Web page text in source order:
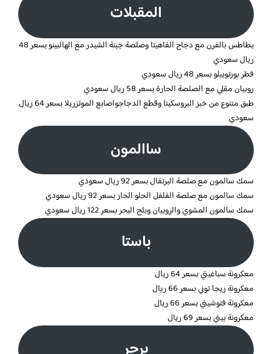
المقبلات
بطاطس بالفرن مع دجاج الفاهيتا وصلصة جبنة الشيدر مع الهالبينو بسعر 48
ريال سعودي
فطر بورتوبيلو بسعر 48 ريال سعودي
روبيان مقلي مع الصلصة الحارة بسعر 58 ريال سعودي
طبق متنوع من خبز البروسكيتا وقطع الدجاجواصابع الموتزريلا بسعر 64 ريال
سعودي
ساالمون
سمك سالمون مع صلصة البرتقال بسعر 92 ريال سعودي
سمك سالمون مع صلصة الفلفل الحلو الحار بسعر 92 ريال سعودي
سمك سالمون المشوي والروبيان وبلح البحر بسعر 122 ريال سعودي
باستا
معكرونة سباغيتي بسعر 64 ريال
معكرونة ريجا توني بسعر 66 ريال
معكرونة فتوشيني بسعر 66 ريال
معكرونة بيني بسعر 69 ريال